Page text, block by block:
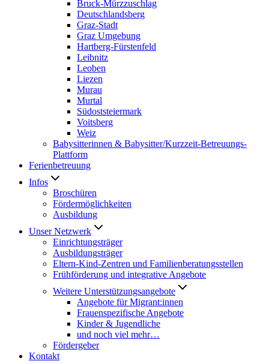
Bruck-Mürzzuschlag
Deutschlandsberg
Graz-Stadt
Graz Umgebung
Hartberg-Fürstenfeld
Leibnitz
Leoben
Liezen
Murau
Murtal
Südoststeiermark
Voitsberg
Weiz
Babysitterinnen & Babysitter/Kurzzeit-Betreuungs-
Plattform
Ferienbetreuung
Infos
Broschüren
Fördermöglichkeiten
Ausbildung
Unser Netzwerk
Einrichtungsträger
Ausbildungsträger
Eltern-Kind-Zentren und Familienberatungsstellen
Frühförderung und integrative Angebote
Weitere Unterstützungsangebote
Angebote für Migrant:innen
Frauenspezifische Angebote
Kinder & Jugendliche
und noch viel mehr…
Fördergeber
Kontakt